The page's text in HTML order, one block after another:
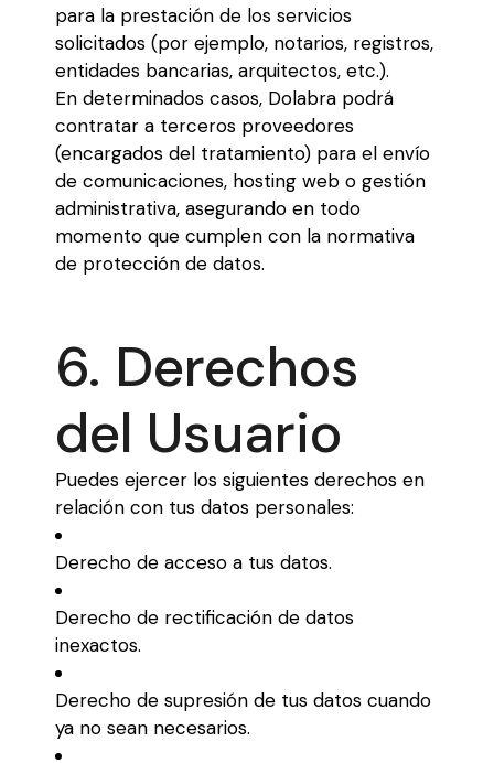
para la prestación de los servicios
solicitados (por ejemplo, notarios, registros,
entidades bancarias, arquitectos, etc.).
En determinados casos, Dolabra podrá
contratar a terceros proveedores
(encargados del tratamiento) para el envío
de comunicaciones, hosting web o gestión
administrativa, asegurando en todo
momento que cumplen con la normativa
de protección de datos.
6. Derechos
del Usuario
Puedes ejercer los siguientes derechos en
relación con tus datos personales:
Derecho de acceso a tus datos.
Derecho de rectificación de datos
inexactos.
Derecho de supresión de tus datos cuando
ya no sean necesarios.